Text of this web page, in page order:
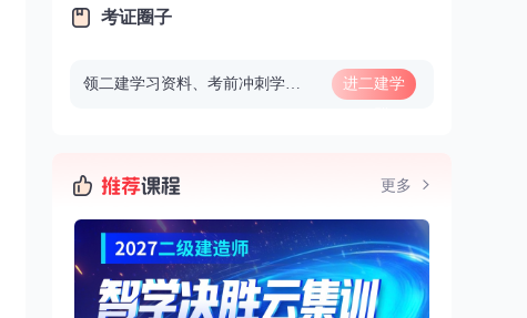
考证圈子
领二建学习资料、考前冲刺学习、考前重要信息通知等
进二建学
更多